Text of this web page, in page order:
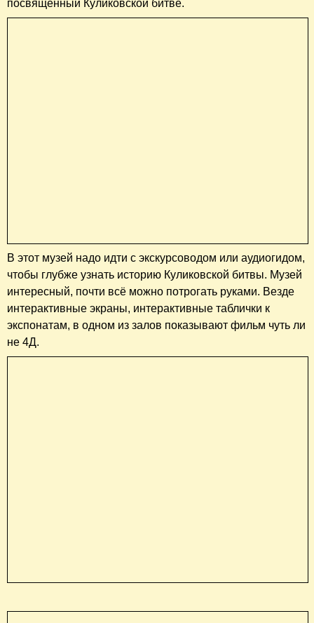
посвященный Куликовской битве.
В этот музей надо идти с экскурсоводом или аудиогидом,
чтобы глубже узнать историю Куликовской битвы. Музей
интересный, почти всё можно потрогать руками. Везде
интерактивные экраны, интерактивные таблички к
экспонатам, в одном из залов показывают фильм чуть ли
не 4Д.